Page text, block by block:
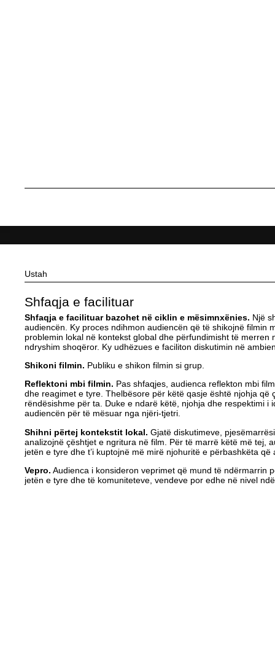
Ustah
Shfaqja e facilituar
Shfaqja e facilituar bazohet në ciklin e mësimnxënies. Një
audiencën. Ky proces ndihmon audiencën që të shikojnë filmin
problemin lokal në kontekst global dhe përfundimisht të
ndryshim shoqëror. Ky udhëzues e faciliton diskutimin në
Shikoni filmin. Publiku e shikon filmin si grup.
Reflektoni mbi filmin. Pas shfaqjes, audienca reflekton mbi
dhe reagimet e tyre. Thelbësore për këtë qasje është njohja që
rëndësishme për ta. Duke e ndarë këtë, njohja dhe respektimi
audiencën për të mësuar nga njëri-tjetri.
Shihni përtej kontekstit lokal. Gjatë diskutimeve,
analizojnë çështjet e ngritura në film. Për të marrë këtë më tej,
jetën e tyre dhe t’i kuptojnë më mirë njohuritë e përbashkëta që
Vepro. Audienca i konsideron veprimet që mund të ndërmarrin
jetën e tyre dhe të komuniteteve, vendeve por edhe në nivel